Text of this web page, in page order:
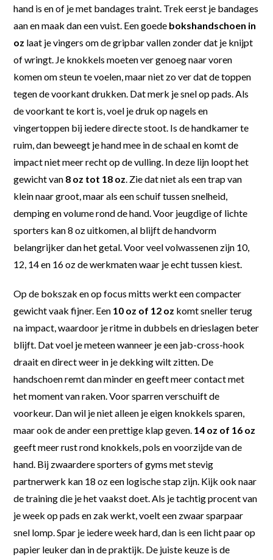
hand is en of je met bandages traint. Trek eerst je bandages
aan en maak dan een vuist. Een goede bokshandschoen in
oz laat je vingers om de gripbar vallen zonder dat je knijpt
of wringt. Je knokkels moeten ver genoeg naar voren
komen om steun te voelen, maar niet zo ver dat de toppen
tegen de voorkant drukken. Dat merk je snel op pads. Als
de voorkant te kort is, voel je druk op nagels en
vingertoppen bij iedere directe stoot. Is de handkamer te
ruim, dan beweegt je hand mee in de schaal en komt de
impact niet meer recht op de vulling. In deze lijn loopt het
gewicht van 8 oz tot 18 oz. Zie dat niet als een trap van
klein naar groot, maar als een schuif tussen snelheid,
demping en volume rond de hand. Voor jeugdige of lichte
sporters kan 8 oz uitkomen, al blijft de handvorm
belangrijker dan het getal. Voor veel volwassenen zijn 10,
12, 14 en 16 oz de werkmaten waar je echt tussen kiest.
Op de bokszak en op focus mitts werkt een compacter
gewicht vaak fijner. Een 10 oz of 12 oz komt sneller terug
na impact, waardoor je ritme in dubbels en drieslagen beter
blijft. Dat voel je meteen wanneer je een jab-cross-hook
draait en direct weer in je dekking wilt zitten. De
handschoen remt dan minder en geeft meer contact met
het moment van raken. Voor sparren verschuift de
voorkeur. Dan wil je niet alleen je eigen knokkels sparen,
maar ook de ander een prettige klap geven. 14 oz of 16 oz
geeft meer rust rond knokkels, pols en voorzijde van de
hand. Bij zwaardere sporters of gyms met stevig
partnerwerk kan 18 oz een logische stap zijn. Kijk ook naar
de training die je het vaakst doet. Als je tachtig procent van
je week op pads en zak werkt, voelt een zwaar sparpaar
snel lomp. Spar je iedere week hard, dan is een licht paar op
papier leuker dan in de praktijk. De juiste keuze is de